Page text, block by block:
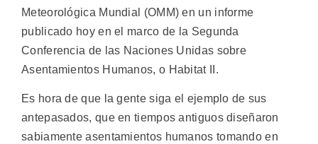
Meteorológica Mundial (OMM) en un informe
publicado hoy en el marco de la Segunda
Conferencia de las Naciones Unidas sobre
Asentamientos Humanos, o Habitat II.
Es hora de que la gente siga el ejemplo de sus
antepasados, que en tiempos antiguos diseñaron
sabiamente asentamientos humanos tomando en